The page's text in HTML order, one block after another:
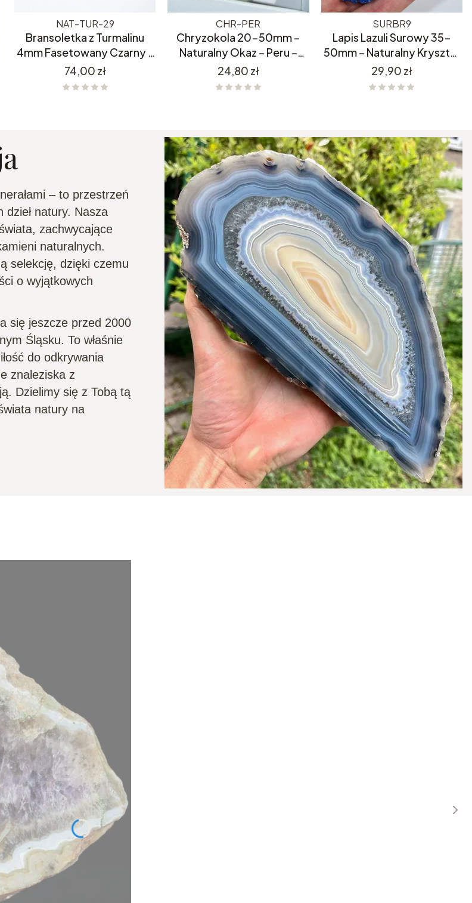
NAT-TUR-29
Bransoletka z Turmalinu
4mm Fasetowany Czarny –
Naturalny Kamień Ochronny
Cena
74,00 zł
CHR-PER
Chryzokola 20-50mm –
Naturalny Okaz – Peru –
Mocno Niebieska
Cena
24,80 zł
SURBR9
Lapis Lazuli Surowy 35-
50mm – Naturalny Kryształ
- Z Afganistanu
Cena
29,90 zł
– to przestrzeń
natury. Nasza
zachwycające
naturalnych.
selekcję, dzięki czemu
o wyjątkowych
się jeszcze przed 2000
Śląsku. To właśnie
do odkrywania
znaleziska z
Dzielimy się z Tobą tą
natury na